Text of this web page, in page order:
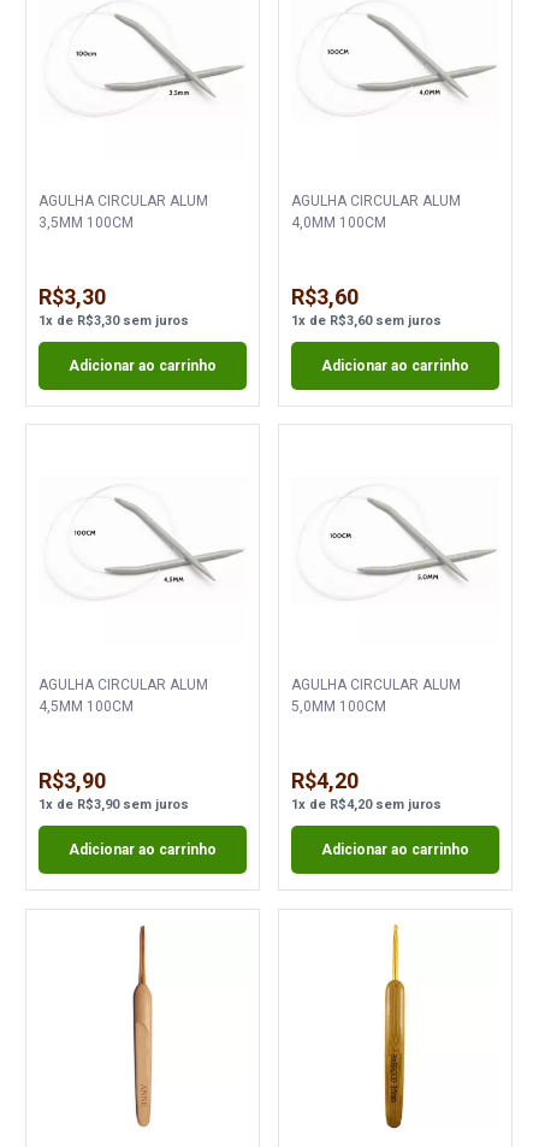
AGULHA CIRCULAR ALUM
3,5MM 100CM
R$3,30
1x de R$3,30sem juros
Adicionar ao carrinho
AGULHA CIRCULAR ALUM
4,0MM 100CM
R$3,60
1xde R$3,60sem juros
Adicionar ao carrinho
AGULHA CIRCULAR ALUM
4,5MM 100CM
R$3,90
1x de R$3,90sem juros
Adicionar ao carrinho
AGULHA CIRCULAR ALUM
5,0MM 100CM
R$4,20
1xde R$4,20sem juros
Adicionar ao carrinho